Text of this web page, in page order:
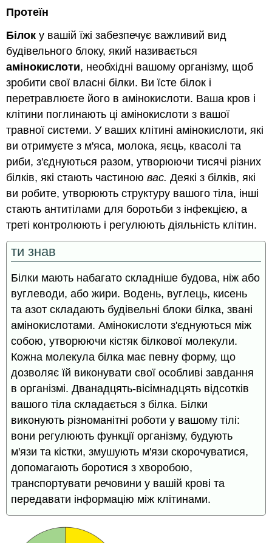
Протеїн
Білок у вашій їжі забезпечує важливий вид
будівельного блоку, який називається
амінокислоти, необхідні вашому організму, щоб
зробити свої власні білки. Ви їсте білок і
перетравлюєте його в амінокислоти. Ваша кров і
клітини поглинають ці амінокислоти з вашої
травної системи. У ваших клітині амінокислоти, які
ви отримуєте з м'яса, молока, яєць, квасолі та
риби, з'єднуються разом, утворюючи тисячі різних
білків, які стають частиноювас.Деякі з білків, які
ви робите, утворюють структуру вашого тіла, інші
стають антитілами для боротьби з інфекцією, а
треті контролюють і регулюють діяльність клітин.
ти знав
Білки мають набагато складніше будова, ніж або
вуглеводи, або жири. Водень, вуглець, кисень
та азот складають будівельні блоки білка, звані
амінокислотами. Амінокислоти з'єднуються між
собою, утворюючи кістяк білкової молекули.
Кожна молекула білка має певну форму, що
дозволяє їй виконувати свої особливі завдання
в організмі. Дванадцять-вісімнадцять відсотків
вашого тіла складається з білка. Білки
виконують різноманітні роботи у вашому тілі:
вони регулюють функції організму, будують
м'язи та кістки, змушують м'язи скорочуватися,
допомагають боротися з хворобою,
транспортувати речовини у вашій крові та
передавати інформацію між клітинами.